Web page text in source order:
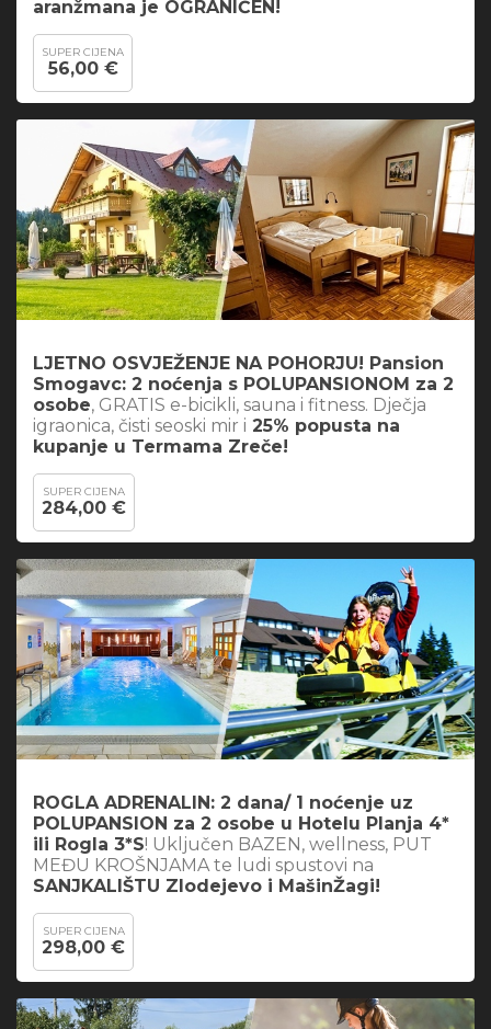
aranžmana je OGRANIČEN!
SUPER CIJENA
56,00 €
LJETNO OSVJEŽENJE NA POHORJU! Pansion
Smogavc: 2 noćenja s POLUPANSIONOM za 2
osobe, GRATIS e-bicikli, sauna i fitness. Dječja
igraonica, čisti seoski mir i 25% popusta na
kupanje u Termama Zreče!
SUPER CIJENA
284,00 €
ROGLA ADRENALIN: 2 dana/ 1 noćenje uz
POLUPANSION za 2 osobe u Hotelu Planja 4*
ili Rogla 3*S! Uključen BAZEN, wellness, PUT
MEĐU KROŠNJAMA te ludi spustovi na
SANJKALIŠTU Zlodejevo i MašinŽagi!
SUPER CIJENA
298,00 €